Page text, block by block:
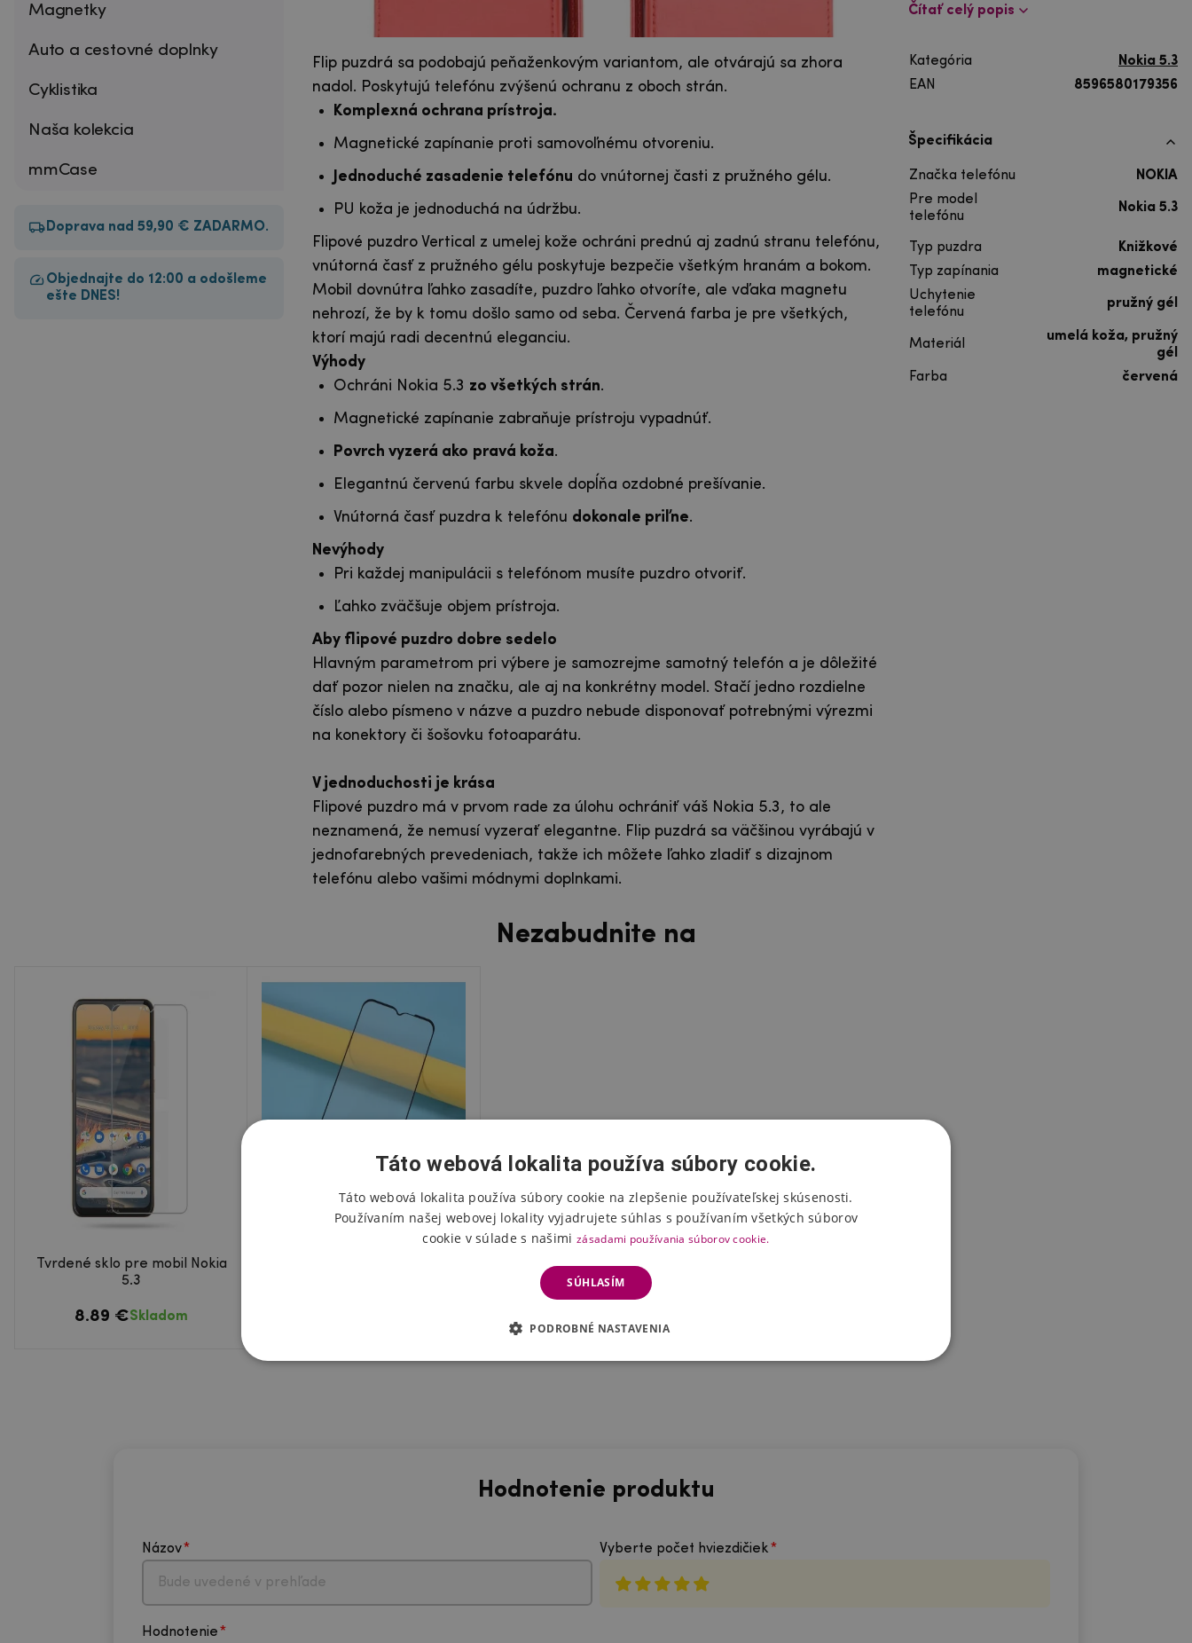
Magnetky
Auto a cestovné doplnky
Cyklistika
Naša kolekcia
mmCase
Doprava nad 59,90 € ZADARMO.
Objednajte do 12:00 a odošleme
ešte DNES!
Flip puzdrá sa podobajú peňaženkovým variantom, ale otvárajú sa zhora
nadol. Poskytujú telefónu zvýšenú ochranu z oboch strán.
Komplexná ochrana prístroja.
Magnetické zapínanie proti samovoľnému otvoreniu.
Jednoduché zasadenie telefónu do vnútornej časti z pružného gélu.
PU koža je jednoduchá na údržbu.
Flipové puzdro Vertical z umelej kože ochráni prednú aj zadnú stranu telefónu,
vnútorná časť z pružného gélu poskytuje bezpečie všetkým hranám a bokom.
Mobil dovnútra ľahko zasadíte, puzdro ľahko otvoríte, ale vďaka magnetu
nehrozí, že by k tomu došlo samo od seba. Červená farba je pre všetkých,
ktorí majú radi decentnú eleganciu.
Výhody
Ochráni Nokia 5.3 zo všetkých strán.
Magnetické zapínanie zabraňuje prístroju vypadnúť.
Povrch vyzerá ako pravá koža.
Elegantnú červenú farbu skvele dopĺňa ozdobné prešívanie.
Vnútorná časť puzdra k telefónu dokonale priľne.
Nevýhody
Pri každej manipulácii s telefónom musíte puzdro otvoriť.
Ľahko zväčšuje objem prístroja.
Aby flipové puzdro dobre sedelo
Hlavným parametrom pri výbere je samozrejme samotný telefón a je dôležité
dať pozor nielen na značku, ale aj na konkrétny model. Stačí jedno rozdielne
číslo alebo písmeno v názve a puzdro nebude disponovať potrebnými výrezmi
na konektory či šošovku fotoaparátu.
V jednoduchosti je krása
Flipové puzdro má v prvom rade za úlohu ochrániť váš Nokia 5.3, to ale
neznamená, že nemusí vyzerať elegantne. Flip puzdrá sa väčšinou vyrábajú v
jednofarebných prevedeniach, takže ich môžete ľahko zladiť s dizajnom
telefónu alebo vašimi módnymi doplnkami.
Čítať celý popis
Kategória
Nokia 5.3
EAN
8596580179356
Špecifikácia
Značka telefónu
NOKIA
Pre model
telefónu
Nokia 5.3
Typ puzdra
Knižkové
Typ zapínania
magnetické
Uchytenie
telefónu
pružný gél
Materiál
umelá koža, pružný
gél
Farba
červená
Nezabudnite na
Tvrdené sklo pre mobil Nokia
5.3
8.89 €Skladom
Hodnotenie produktu
Názov Vyberte počet hviezdičiek
Hodnotenie
Táto webová lokalita používa súbory cookie.
Táto webová lokalita používa súbory cookie na zlepšenie používateľskej skúsenosti.
Používaním našej webovej lokality vyjadrujete súhlas s používaním všetkých súborov
cookie v súlade s našimi zásadami používania súborov cookie.
SÚHLASÍM
PODROBNÉ NASTAVENIA